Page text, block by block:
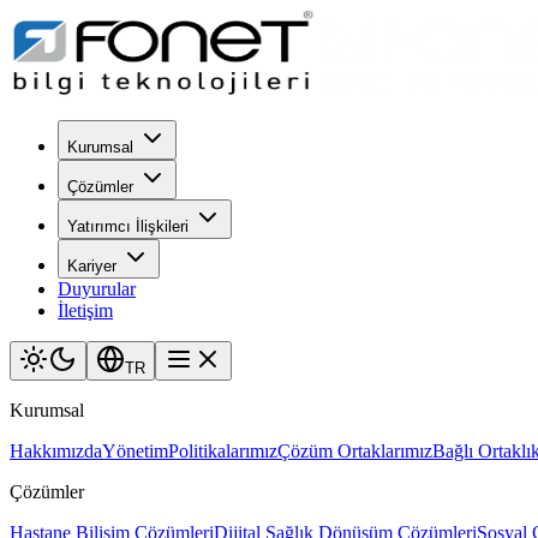
Kurumsal
Çözümler
Yatırımcı İlişkileri
Kariyer
Duyurular
İletişim
TR
Kurumsal
HakkımızdaYönetimPolitikalarımızÇözüm OrtaklarımızBağlı
Çözümler
Hastane Bilişim ÇözümleriDijital Sağlık Dönüşüm ÇözümleriSosyal